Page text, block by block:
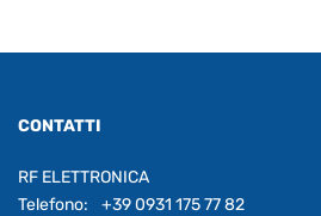
CONTATTI
RF ELETTRONICA
Telefono:
+39 0931 175 77 82